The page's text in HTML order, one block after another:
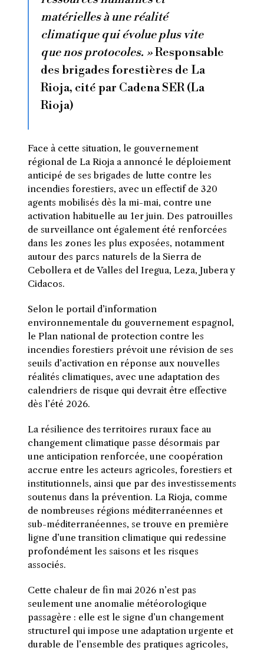
matérielles à une réalité
climatique qui évolue plus vite
que nos protocoles. »Responsable
des brigades forestières de La
Rioja, cité par Cadena SER (La
Rioja)
Face à cette situation, le gouvernement
régional de La Rioja a annoncé le déploiement
anticipé de ses brigades de lutte contre les
incendies forestiers, avec un effectif de 320
agents mobilisés dès la mi-mai, contre une
activation habituelle au 1er juin. Des patrouilles
de surveillance ont également été renforcées
dans les zones les plus exposées, notamment
autour des parcs naturels de la Sierra de
Cebollera et de Valles del Iregua, Leza, Jubera y
Cidacos.
Selon le portail d’information
environnementale du gouvernement espagnol,
le Plan national de protection contre les
incendies forestiers prévoit une révision de ses
seuils d’activation en réponse aux nouvelles
réalités climatiques, avec une adaptation des
calendriers de risque qui devrait être effective
dès l’été 2026.
La résilience des territoires ruraux face au
changement climatique passe désormais par
une anticipation renforcée, une coopération
accrue entre les acteurs agricoles, forestiers et
institutionnels, ainsi que par des investissements
soutenus dans la prévention. La Rioja, comme
de nombreuses régions méditerranéennes et
sub-méditerranéennes, se trouve en première
ligne d’une transition climatique qui redessine
profondément les saisons et les risques
associés.
Cette chaleur de fin mai 2026 n’est pas
seulement une anomalie météorologique
passagère : elle est le signe d’un changement
structurel qui impose une adaptation urgente et
durable de l’ensemble des pratiques agricoles,